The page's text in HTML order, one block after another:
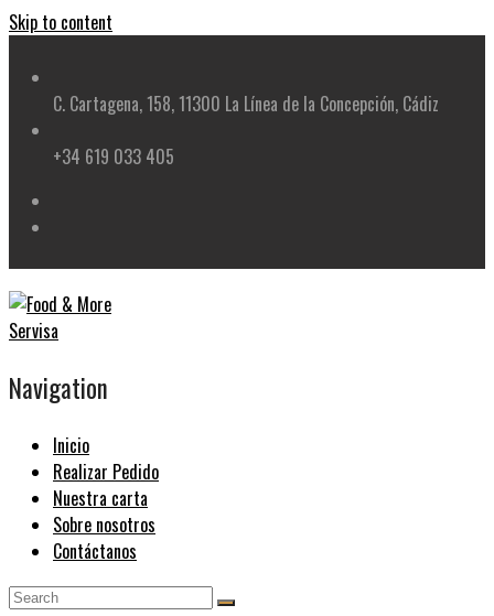
Skip to content
C. Cartagena, 158, 11300 La Línea de la Concepción, Cádiz
+34 619 033 405
Navigation
Inicio
Realizar Pedido
Nuestra carta
Sobre nosotros
Contáctanos